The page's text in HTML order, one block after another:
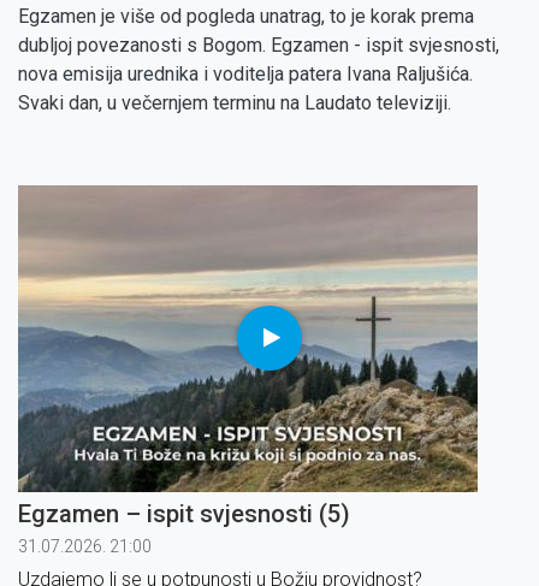
Egzamen je više od pogleda unatrag, to je korak prema
dubljoj povezanosti s Bogom. Egzamen - ispit svjesnosti,
nova emisija urednika i voditelja patera Ivana Raljušića.
Svaki dan, u večernjem terminu na Laudato televiziji.
Egzamen – ispit svjesnosti (5)
31.07.2026. 21:00
Uzdajemo li se u potpunosti u Božju providnost?